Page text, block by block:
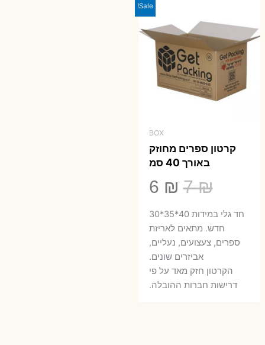
Sale!
BOX
קרטון ספרים מחוזק
באורך 40 סמ
7₪
המחיר
המקורי
היה:
7 ₪.
6 ₪
הוא:
חד גלי במידות 40*35*30
חדש. מתאים לאריזת
ספרים, צעצועים, נעליים,
אביזרים שונים.
הקרטון חזק מאד על פי
דרישות חברות ההובלה.